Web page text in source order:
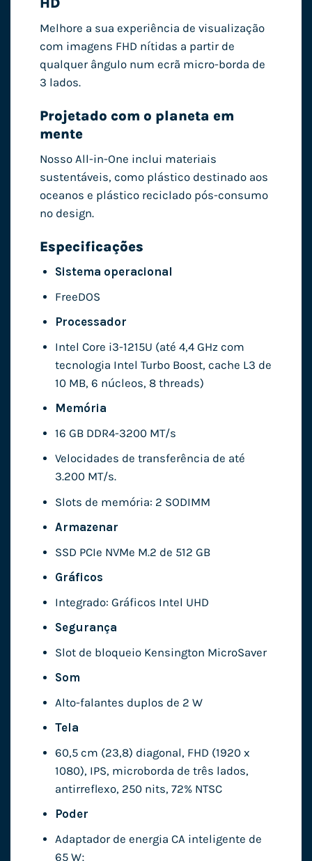
Melhore a sua experiência de visualização
com imagens FHD nítidas a partir de
qualquer ângulo num ecrã micro-borda de
3 lados.
Projetado com o planeta em
mente
Nosso All-in-One inclui materiais
sustentáveis, como plástico destinado aos
oceanos e plástico reciclado pós-consumo
no design.
Especificações
Sistema operacional
FreeDOS
Processador
Intel Core i3-1215U (até 4,4 GHz com
tecnologia Intel Turbo Boost, cache L3 de
10 MB, 6 núcleos, 8 threads)
Memória
16 GB DDR4-3200 MT/s
Velocidades de transferência de até
3.200 MT/s.
Slots de memória: 2 SODIMM
Armazenar
SSD PCIe NVMe M.2 de 512 GB
Gráficos
Integrado: Gráficos Intel UHD
Segurança
Slot de bloqueio Kensington MicroSaver
Som
Alto-falantes duplos de 2 W
Tela
60,5 cm (23,8) diagonal, FHD (1920 x
1080), IPS, microborda de três lados,
antirreflexo, 250 nits, 72% NTSC
Poder
Adaptador de energia CA inteligente de
65 W;